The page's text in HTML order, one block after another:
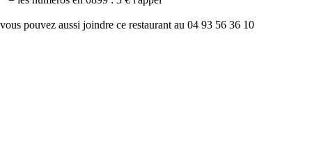
vous pouvez aussi joindre ce restaurant au 04 93 56 36 10